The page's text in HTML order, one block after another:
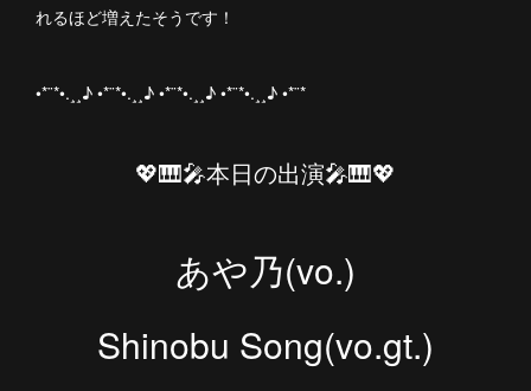
れるほど増えたそうです！
•*¨*•.¸¸♪ •*¨*•.¸¸♪ •*¨*•.¸¸♪ •*¨*•.¸¸♪ •*¨*
💖🎹🎤本日の出演🎤🎹💖
あや乃(vo.)
Shinobu Song(vo.gt.)